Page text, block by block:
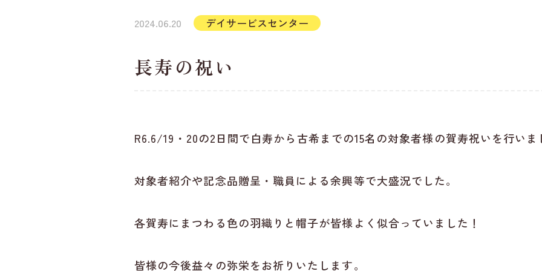
2024.06.20 デイサービスセンター
長寿の祝い
R6.6/19・20の2日間で白寿から古希までの15名の対象者様の賀寿祝いを行いま
対象者紹介や記念品贈呈・職員による余興等で大盛況でした。
各賀寿にまつわる色の羽織りと帽子が皆様よく似合っていました！
皆様の今後益々の弥栄をお祈りいたします。